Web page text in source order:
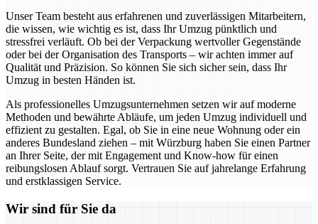
Unser Team besteht aus erfahrenen und zuverlässigen Mitarbeitern,
die wissen, wie wichtig es ist, dass Ihr Umzug pünktlich und
stressfrei verläuft. Ob bei der Verpackung wertvoller Gegenstände
oder bei der Organisation des Transports – wir achten immer auf
Qualität und Präzision. So können Sie sich sicher sein, dass Ihr
Umzug in besten Händen ist.
Als professionelles Umzugsunternehmen setzen wir auf moderne
Methoden und bewährte Abläufe, um jeden Umzug individuell und
effizient zu gestalten. Egal, ob Sie in eine neue Wohnung oder ein
anderes Bundesland ziehen – mit Würzburg haben Sie einen Partner
an Ihrer Seite, der mit Engagement und Know-how für einen
reibungslosen Ablauf sorgt. Vertrauen Sie auf jahrelange Erfahrung
und erstklassigen Service.
Wir sind für Sie da